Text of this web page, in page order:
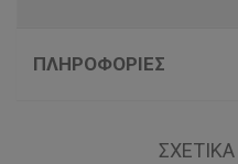
ΠΛΗΡΟΦΟΡΊΕΣ